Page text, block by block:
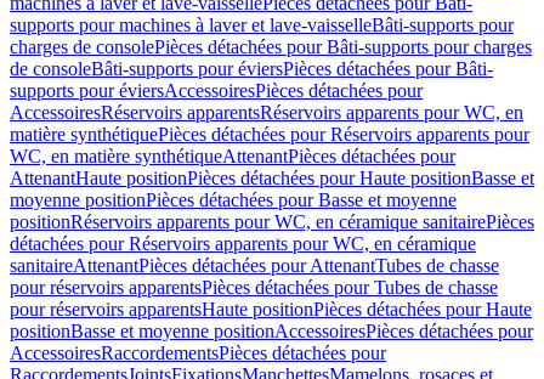
supports pour machines à laver et lave-vaisselleBâti-supports pour
charges de consolePièces détachées pour Bâti-supports pour charges
de consoleBâti-supports pour éviersPièces détachées pour Bâti-
supports pour éviersAccessoiresPièces détachées pour
AccessoiresRéservoirs apparentsRéservoirs apparents pour WC, en
matière synthétiquePièces détachées pour Réservoirs apparents pour
WC, en matière synthétiqueAttenantPièces détachées pour
AttenantHaute positionPièces détachées pour Haute positionBasse et
moyenne positionPièces détachées pour Basse et moyenne
positionRéservoirs apparents pour WC, en céramique sanitairePièces
détachées pour Réservoirs apparents pour WC, en céramique
sanitaireAttenantPièces détachées pour AttenantTubes de chasse
pour réservoirs apparentsPièces détachées pour Tubes de chasse
pour réservoirs apparentsHaute positionPièces détachées pour Haute
positionBasse et moyenne positionAccessoiresPièces détachées pour
AccessoiresRaccordementsPièces détachées pour
RaccordementsJointsFixationsManchettesMamelons, rosaces et